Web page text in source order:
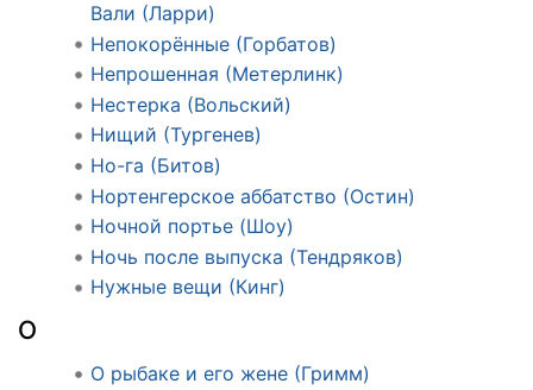
Вали (Ларри)
Непокорённые (Горбатов)
Непрошенная (Метерлинк)
Нестерка (Вольский)
Нищий (Тургенев)
Но-га (Битов)
Нортенгерское аббатство (Остин)
Ночной портье (Шоу)
Ночь после выпуска (Тендряков)
Нужные вещи (Кинг)
О
О рыбаке и его жене (Гримм)